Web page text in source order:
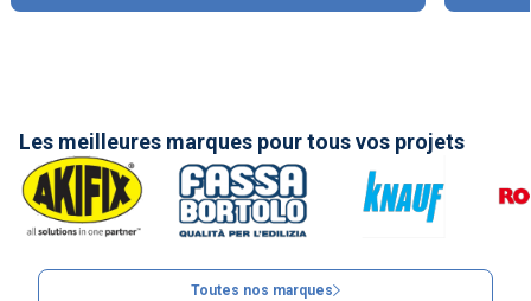
Les meilleures marques pour tous vos projets
Toutes nos marques